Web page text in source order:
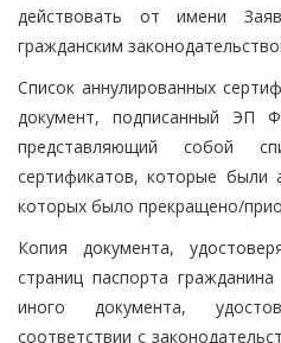
действовать от имени
гражданским
Список аннулированных
документ, подписанный ЭП
представляющий собой
сертификатов, которые были
которых было прекращено/
Копия документа,
страниц паспорта
иного документа,
соответствии с